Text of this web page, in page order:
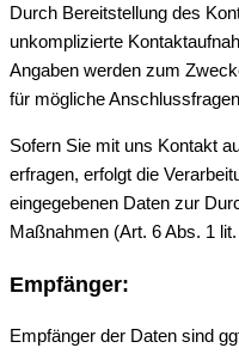
Durch Bereitstellung des
unkomplizierte
Angaben werden zum
für mögliche
Sofern Sie mit uns Kontakt
erfragen, erfolgt die
eingegebenen Daten zur
Maßnahmen (Art. 6 Abs. 1
Empfänger:
Empfänger der Daten sind